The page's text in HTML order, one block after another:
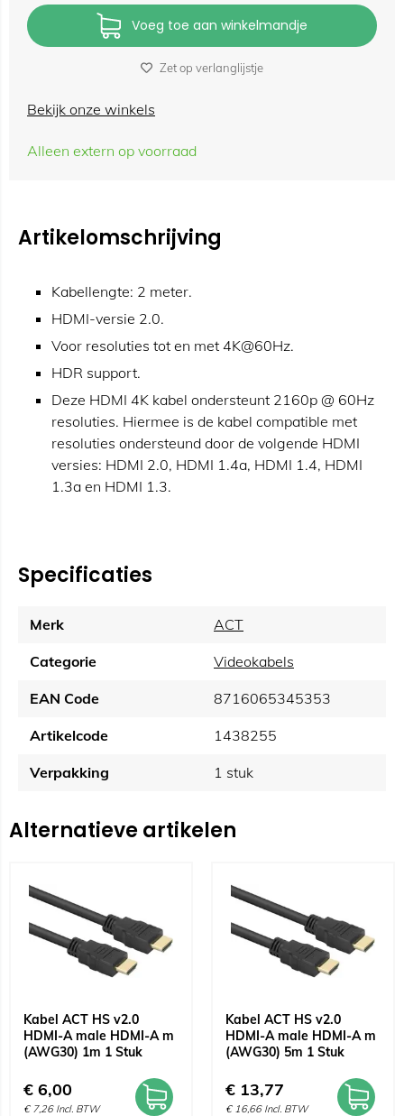
Voeg toe aan winkelmandje
Zet op verlanglijstje
Bekijk onze winkels
Alleen extern op voorraad
Artikelomschrijving
Kabellengte: 2 meter.
HDMI-versie 2.0.
Voor resoluties tot en met 4K@60Hz.
HDR support.
Deze HDMI 4K kabel ondersteunt 2160p @ 60Hz
resoluties. Hiermee is de kabel compatible met
resoluties ondersteund door de volgende HDMI
versies: HDMI 2.0, HDMI 1.4a, HDMI 1.4, HDMI
1.3a en HDMI 1.3.
Specificaties
Merk ACT
Categorie Videokabels
EAN Code 8716065345353
Artikelcode 1438255
Verpakking 1 stuk
Alternatieve artikelen
Kabel ACT HS v2.0
HDMI-A male HDMI-A m
(AWG30) 1m 1 Stuk
€ 6,00
€ 7,26 Incl. BTW
Kabel ACT HS v2.0
HDMI-A male HDMI-A m
(AWG30) 5m 1 Stuk
€ 13,77
€ 16,66 Incl. BTW